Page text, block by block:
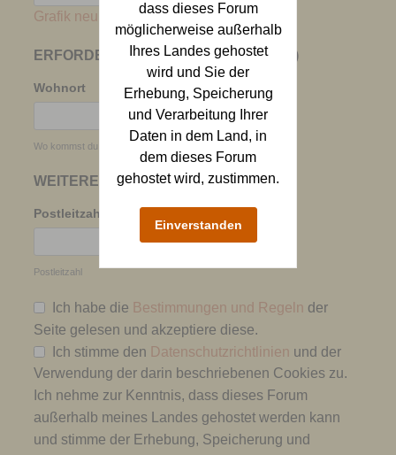
Grafik neu laden
ERFORDERLICHE ANGABEN (PROFIL)
Wohnort
Wo kommst du her? Zur Not wenigstens das Bundesland
WEITERE INFORMATIONEN
Postleitzahl
Postleitzahl
Ich habe die Bestimmungen und Regeln der
Seite gelesen und akzeptiere diese.
Ich stimme den Datenschutzrichtlinien und der
Verwendung der darin beschriebenen Cookies zu.
Ich nehme zur Kenntnis, dass dieses Forum
außerhalb meines Landes gehostet werden kann
und stimme der Erhebung, Speicherung und
dass dieses Forum
möglicherweise außerhalb
Ihres Landes gehostet
wird und Sie der
Erhebung, Speicherung
und Verarbeitung Ihrer
Daten in dem Land, in
dem dieses Forum
gehostet wird, zustimmen.
Einverstanden